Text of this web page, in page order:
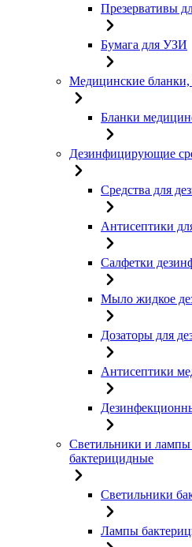
Презервативы
Бумага для УЗИ
Медицинские
Бланки
Дезинфицирующие
Средства для
Антисептики
Салфетки
Мыло жидкое
Дозаторы для
Антисептики
Светильники и
бактерицидные
Светильники
Лампы